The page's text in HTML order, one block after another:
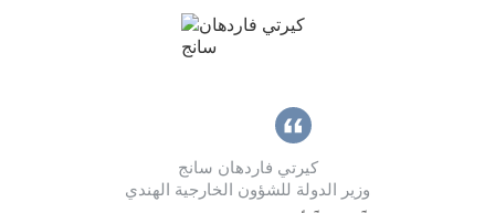
كيرتي فاردهان سانج
وزير الدولة للشؤون الخارجية الهندي